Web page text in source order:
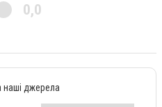
0,0
наші джерела